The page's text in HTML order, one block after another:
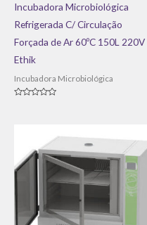
Incubadora Microbiológica
Refrigerada C/ Circulação
Forçada de Ar 60ºC 150L 220V
Ethik
Incubadora Microbiológica